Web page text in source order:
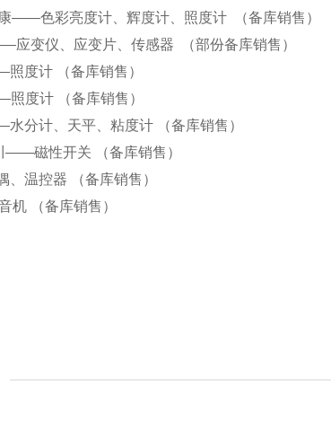
——色彩亮度计、辉度计、照度计 （备库销售）
应变仪、应变片、传感器 （部份备库销售）
度计 （备库销售）
度计 （备库销售）
分计、天平、粘度计 （备库销售）
——磁性开关 （备库销售）
温控器 （备库销售）
（备库销售）